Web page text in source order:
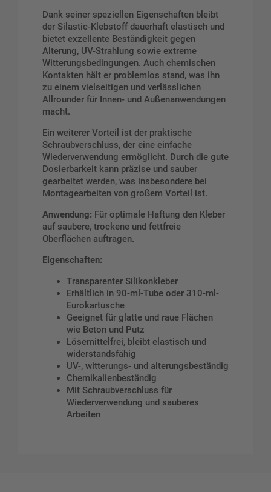
Dank seiner speziellen Eigenschaften bleibt
der Silastic-Klebstoff dauerhaft elastisch und
bietet exzellente Beständigkeit gegen
Alterung, UV-Strahlung sowie extreme
Witterungsbedingungen. Auch chemischen
Kontakten hält er problemlos stand, was ihn
zu einem vielseitigen und verlässlichen
Allrounder für Innen- und Außenanwendungen
macht.
Ein weiterer Vorteil ist der praktische
Schraubverschluss, der eine einfache
Wiederverwendung ermöglicht. Durch die gute
Dosierbarkeit kann präzise und sauber
gearbeitet werden, was insbesondere bei
Montagearbeiten von großem Vorteil ist.
Anwendung: Für optimale Haftung den Kleber
auf saubere, trockene und fettfreie
Oberflächen auftragen.
Eigenschaften:
Transparenter Silikonkleber
Erhältlich in 90-ml-Tube oder 310-ml-
Eurokartusche
Geeignet für glatte und raue Flächen
wie Beton und Putz
Lösemittelfrei, bleibt elastisch und
widerstandsfähig
UV-, witterungs- und alterungsbeständig
Chemikalienbeständig
Mit Schraubverschluss für
Wiederverwendung und sauberes
Arbeiten